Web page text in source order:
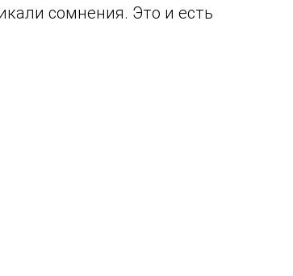
сомнения. Это и есть